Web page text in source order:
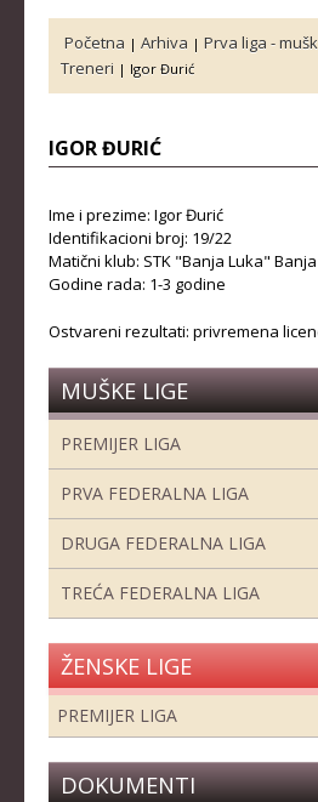
ISTORIJA
ORGANI
OSNOVNI
STRUČNI ŠTAB
MUŠKA SENIORSKA
ŽENSKA SENIORSKA
MUŠKA JUNIORSKA
ŽENSKA JUNIORSKA
MUŠKA KADETSKA
RANG
SENIORI
JUNIORI
JUNIORKE
KADETI
KADETKINJE
Početna | Arhiva | Prva liga -
Treneri | Igor Đurić
IGOR ĐURIĆ
Ime i prezime: Igor Đurić
Identifikacioni broj: 19/22
Matični klub: STK "Banja Luka"
Godine rada: 1-3 godine
Ostvareni rezultati: privremena
MUŠKE LIGE
PREMIJER LIGA
PRVA FEDERALNA LIGA
DRUGA FEDERALNA LIGA
TREĆA FEDERALNA LIGA
ŽENSKE LIGE
PREMIJER LIGA
DOKUMENTI